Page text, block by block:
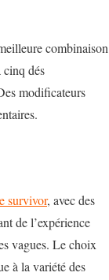
combinaison
cinq dés
modificateurs
survivor, avec des
de l’expérience
vagues. Le choix
à la variété des